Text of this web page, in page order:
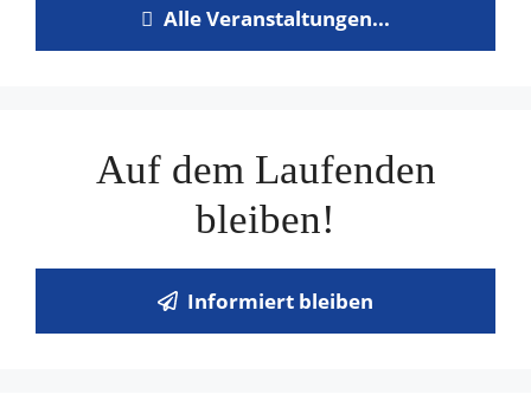
Alle Veranstaltungen...
Auf dem Laufenden
bleiben!
Informiert bleiben